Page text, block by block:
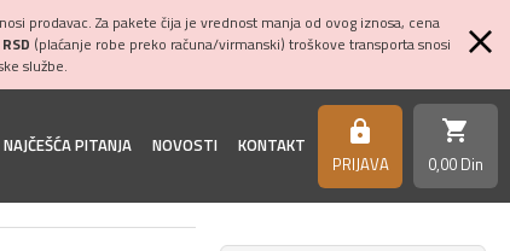
prodavac. Za pakete čija je vrednost manja od ovog iznosa, cena
(plaćanje robe preko računa/virmanski) troškove transporta snosi
službe.
NAJČEŠĆA PITANJA NOVOSTI KONTAKT https
PRIJAVA
shopping_cart
0,00 Din